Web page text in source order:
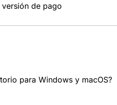
de pago
para Windows y macOS?